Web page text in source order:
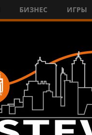
БИЗНЕС ИГРЫ